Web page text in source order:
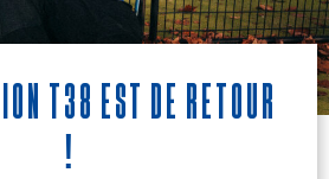
T38 est de retour
!